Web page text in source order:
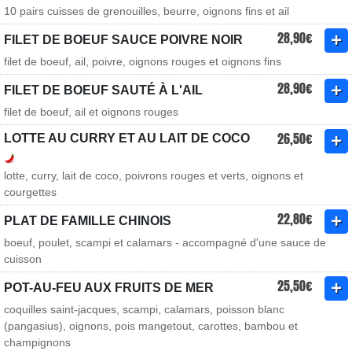
10 pairs cuisses de grenouilles, beurre, oignons fins et ail
FILET DE BOEUF SAUCE POIVRE NOIR 28,90€
filet de boeuf, ail, poivre, oignons rouges et oignons fins
FILET DE BOEUF SAUTÉ À L'AIL 28,90€
filet de boeuf, ail et oignons rouges
LOTTE AU CURRY ET AU LAIT DE COCO 26,50€
lotte, curry, lait de coco, poivrons rouges et verts, oignons et
courgettes
PLAT DE FAMILLE CHINOIS 22,80€
boeuf, poulet, scampi et calamars - accompagné d'une sauce de
cuisson
POT-AU-FEU AUX FRUITS DE MER 25,50€
coquilles saint-jacques, scampi, calamars, poisson blanc
(pangasius), oignons, pois mangetout, carottes, bambou et
champignons